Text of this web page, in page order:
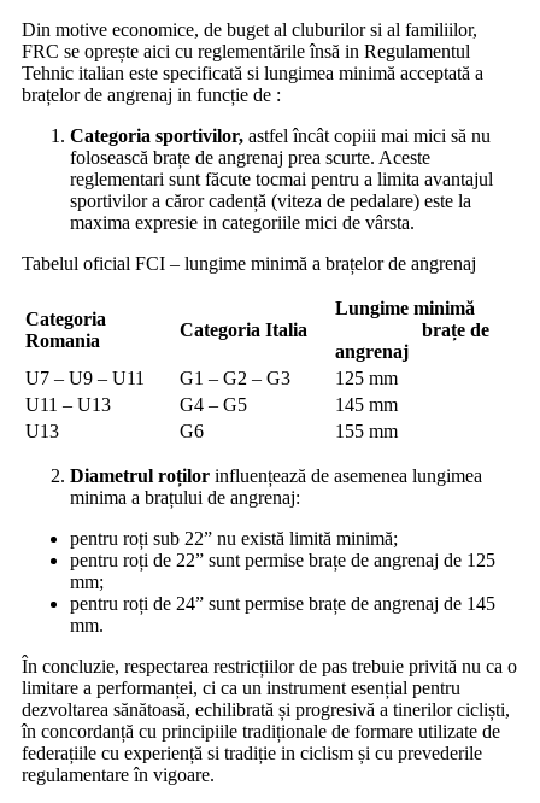
Din motive economice, de buget al cluburilor si al familiilor,
FRC se oprește aici cu reglementările însă in Regulamentul
Tehnic italian este specificată si lungimea minimă acceptată a
brațelor de angrenaj in funcție de :
Categoria sportivilor, astfel încât copiii mai mici să nu
folosească brațe de angrenaj prea scurte. Aceste
reglementari sunt făcute tocmai pentru a limita avantajul
sportivilor a căror cadență (viteza de pedalare) este la
maxima expresie in categoriile mici de vârsta.
Tabelul oficial FCI – lungime minimă a brațelor de angrenaj
Categoria
Romania
Categoria Italia
Lungime minimă
brațe de
angrenaj
U7 – U9 – U11
G1 – G2 – G3
125 mm
U11 – U13
G4 – G5
145 mm
U13
G6 155 mm
Diametrul roților influențează de asemenea lungimea
minima a brațului de angrenaj:
pentru roți sub 22” nu există limită minimă;
pentru roți de 22” sunt permise brațe de angrenaj de 125
mm;
pentru roți de 24” sunt permise brațe de angrenaj de 145
mm.
În concluzie, respectarea restricțiilor de pas trebuie privită nu ca o
limitare a performanței, ci ca un instrument esențial pentru
dezvoltarea sănătoasă, echilibrată și progresivă a tinerilor cicliști,
în concordanță cu principiile tradiționale de formare utilizate de
federațiile cu experiență si tradiție in ciclism și cu prevederile
regulamentare în vigoare.